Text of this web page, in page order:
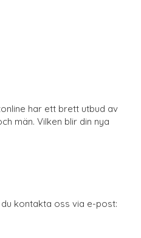
har ett brett utbud av
män. Vilken blir din nya
kontakta oss via e-post: